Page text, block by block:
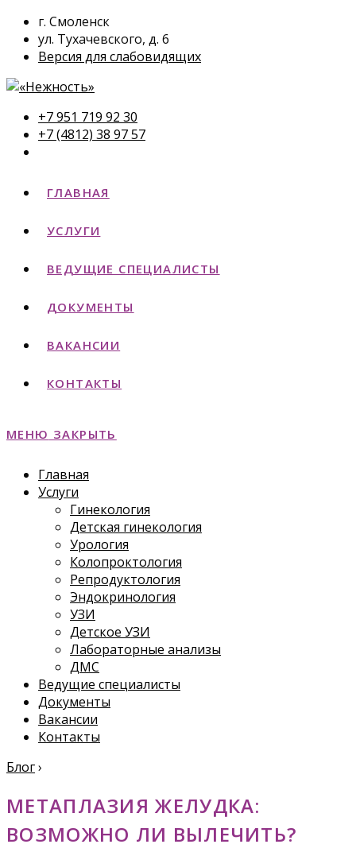
г. Смоленск
ул. Тухачевского, д. 6
Версия для слабовидящих
+7 951 719 92 30
+7 (4812) 38 97 57
ГЛАВНАЯ
УСЛУГИ
ВЕДУЩИЕ СПЕЦИАЛИСТЫ
ДОКУМЕНТЫ
ВАКАНСИИ
КОНТАКТЫ
МЕНЮ ЗАКРЫТЬ
Главная
Услуги
Гинекология
Детская гинекология
Урология
Колопроктология
Репродуктология
Эндокринология
УЗИ
Детское УЗИ
Лабораторные анализы
ДМС
Ведущие специалисты
Документы
Вакансии
Контакты
Блог›
МЕТАПЛАЗИЯ ЖЕЛУДКА:
ВОЗМОЖНО ЛИ ВЫЛЕЧИТЬ?